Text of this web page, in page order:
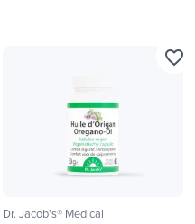
Dr. Jacob's® Medical
favorite_border